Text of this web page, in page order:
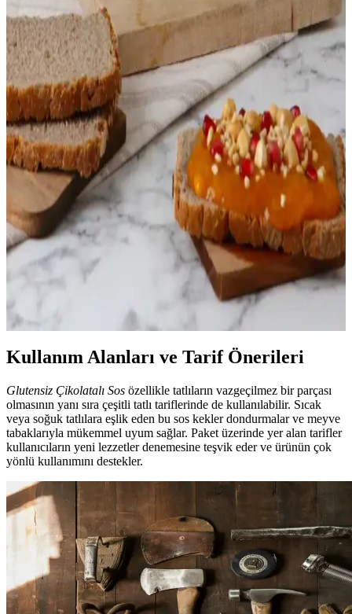
Marketlerde Satılan Sandviç Ekmekleri ve Çeşitleri
Hakkında Kapsamlı Bilgi
Marketlerde satılan çeşitli sandviç ekmekleri, farklı türleri ve sağlıklı
seçenekleriyle günlük yaşamda pratik ve lezzetli yemekler
hazırlamanıza olanak tanır.
Glutensiz Beslenme ve Glutensiz Bulgur: Sağlıklı
Alternatifler ve Güvenli Kullanım İpuçları
Glutensiz bulgur, çölyak hastaları ve gluten intoleransı olanlar için
güvenilir bir alternatif olup, sağlıklı tariflerde kullanılabilir. Ürün
etiketlerine dikkat edilerek güvenle tüketilebilir.
Sağlıklı ve Doğal Ekşi Mayalı Karabuğday Ekmeği:
Faydaları ve Yapım İpuçları
Doğal fermantasyon ve karabuğday kullanımıyla hazırlanan ekşi
mayalı ekmek, sindirimi kolaylaştırır, gluten içermez ve besin değeri
yüksektir. Evde yapımıyla sağlıklı beslenmeye katkı sağlar.
Kullanım Alanları ve Tarif Önerileri
Glutensiz Çikolatalı Sos özellikle tatlıların vazgeçilmez bir parçası
olmasının yanı sıra çeşitli tatlı tariflerinde de kullanılabilir. Sıcak
veya soğuk tatlılara eşlik eden bu sos kekler dondurmalar ve meyve
tabaklarıyla mükemmel uyum sağlar. Paket üzerinde yer alan tarifler
kullanıcıların yeni lezzetler denemesine teşvik eder ve ürünün çok
yönlü kullanımını destekler.